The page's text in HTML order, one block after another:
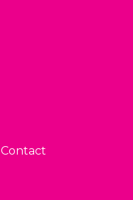
Contact